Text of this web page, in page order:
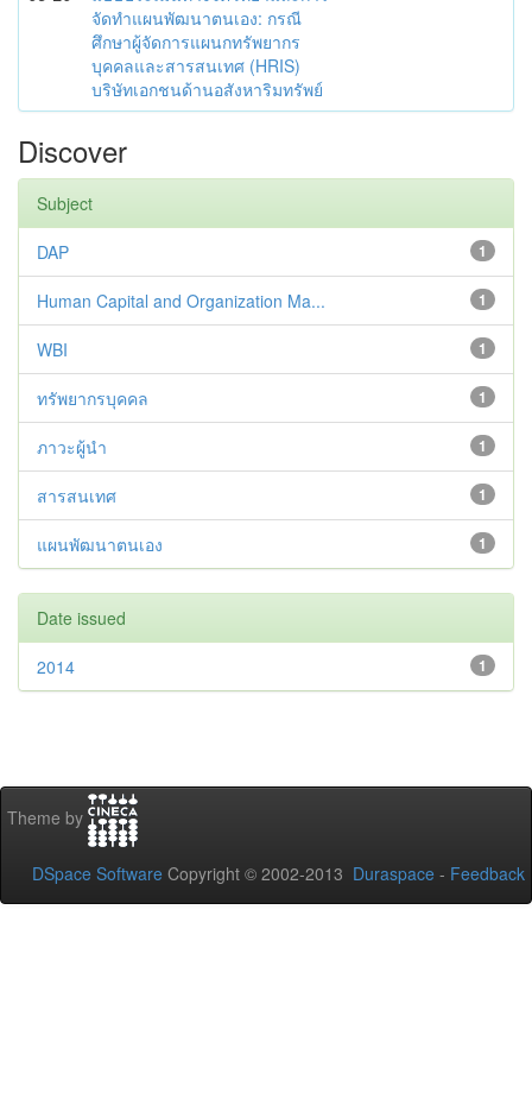
จัดทำแผนพัฒนาตนเอง: กรณี
ศึกษาผู้จัดการแผนกทรัพยากร
บุคคลและสารสนเทศ (HRIS)
บริษัทเอกชนด้านอสังหาริมทรัพย์
Discover
Subject
1
DAP
1
Human Capital and Organization Ma...
1
WBI
1
ทรัพยากรบุคคล
1
ภาวะผู้นำ
1
สารสนเทศ
1
แผนพัฒนาตนเอง
Date issued
1
2014
Theme by
DSpace Software Copyright © 2002-2013 Duraspace - Feedback